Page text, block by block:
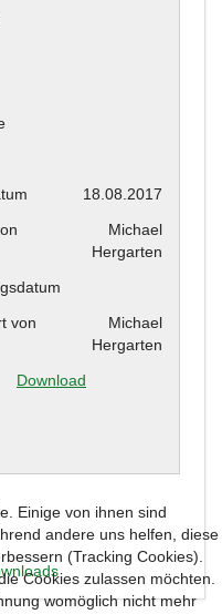
18.08.2017
Michael
Hergarten
von
Michael
Hergarten
Download
Einige von ihnen sind
andere uns helfen, diese
(Tracking Cookies).
Cookies zulassen möchten.
womöglich nicht mehr